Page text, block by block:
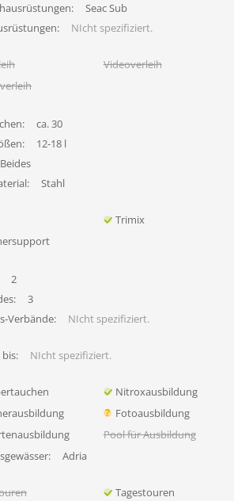
Seac Sub
NIcht spezifiziert.
Videoverleih
ca. 30
12-18 l
Beides
Stahl
Trimix
2
3
Verbände:
NIcht spezifiziert.
NIcht spezifiziert.
Nitroxausbildung
Fotoausbildung
Pool für Ausbildung
Adria
Tagestouren